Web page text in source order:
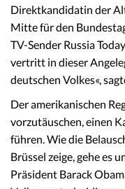
Direktkandidatin der
Mitte für den
TV-Sender Russia
vertritt in dieser
deutschen Volkes«,
Der amerikanischen
vorzutäuschen, einen
führen. Wie die
Brüssel zeige, gehe es
Präsident Barack